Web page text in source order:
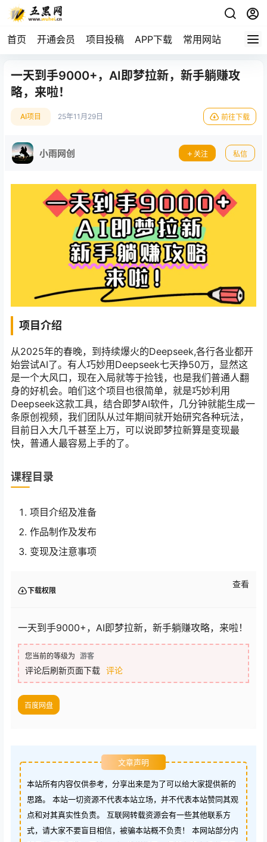
首页 开通会员 项目投稿 APP下载 常用网站
一天到手9000+，AI即梦拉新，新手躺赚攻
略，来啦！
AI项目 25年11月29日 前往下载
小雨网创 关注 私信
项目介绍
从2025年的春晚，到持续爆火的Deepseek,各行各业都开
始尝试AI了。有人巧妙用Deepseek七天挣50万，显然这
是一个大风口，现在入局就等于捡钱，也是我们普通人翻
身的好机会。咱们这个项目也很简单，就是巧妙利用
Deepseek这款工具，结合即梦AI软件，几分钟就能生成一
条原创视频，我们团队从过年期间就开始研究各种玩法，
目前日入大几千甚至上万，可以说即梦拉新算是变现最
快，普通人最容易上手的了。
课程目录
项目介绍及准备
作品制作及发布
变现及注意事项
下载权限
查看
一天到手9000+，AI即梦拉新，新手躺赚攻略，来啦！
您当前的等级为 游客
评论后刷新页面下载 评论
百度网盘
文章声明
本站所有内容仅供参考，分享出来是为了可以给大家提供新的
思路。 本站一切资源不代表本站立场，并不代表本站赞同其观
点和对其真实性负责。 互联网转载资源会有一些其他联系方
式，请大家不要盲目相信，被骗本站概不负责！ 本网站部分内